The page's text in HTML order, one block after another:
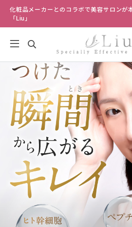
化粧品メーカーとのコラボで美容サロンが
「Liu」